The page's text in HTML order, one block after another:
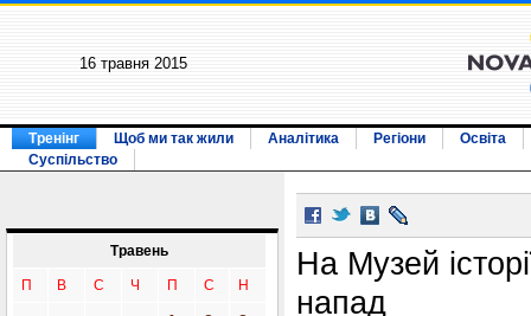
16 травня 2015
Тренінг Щоб ми так жили Аналітика Регіони
Освіта
Суспільство
Травень
П В С Ч П С Н
На Музей
напад